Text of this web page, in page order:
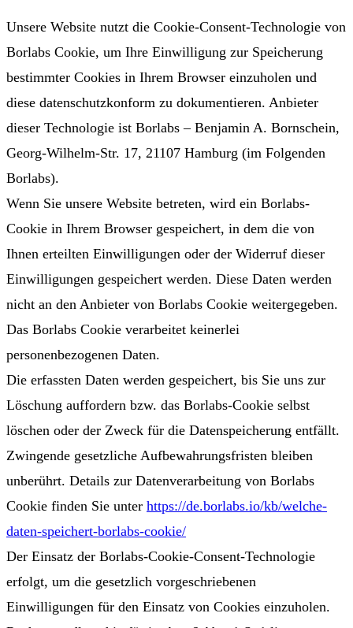
Unsere Website nutzt die Cookie-Consent-Technologie von
Borlabs Cookie, um Ihre Einwilligung zur Speicherung
bestimmter Cookies in Ihrem Browser einzuholen und
diese datenschutzkonform zu dokumentieren. Anbieter
dieser Technologie ist Borlabs – Benjamin A. Bornschein,
Georg-Wilhelm-Str. 17, 21107 Hamburg (im Folgenden
Borlabs).
Wenn Sie unsere Website betreten, wird ein Borlabs-
Cookie in Ihrem Browser gespeichert, in dem die von
Ihnen erteilten Einwilligungen oder der Widerruf dieser
Einwilligungen gespeichert werden. Diese Daten werden
nicht an den Anbieter von Borlabs Cookie weitergegeben.
Das Borlabs Cookie verarbeitet keinerlei
personenbezogenen Daten.
Die erfassten Daten werden gespeichert, bis Sie uns zur
Löschung auffordern bzw. das Borlabs-Cookie selbst
löschen oder der Zweck für die Datenspeicherung entfällt.
Zwingende gesetzliche Aufbewahrungsfristen bleiben
unberührt. Details zur Datenverarbeitung von Borlabs
Cookie finden Sie unter https://de.borlabs.io/kb/welche-
daten-speichert-borlabs-cookie/
Der Einsatz der Borlabs-Cookie-Consent-Technologie
erfolgt, um die gesetzlich vorgeschriebenen
Einwilligungen für den Einsatz von Cookies einzuholen.